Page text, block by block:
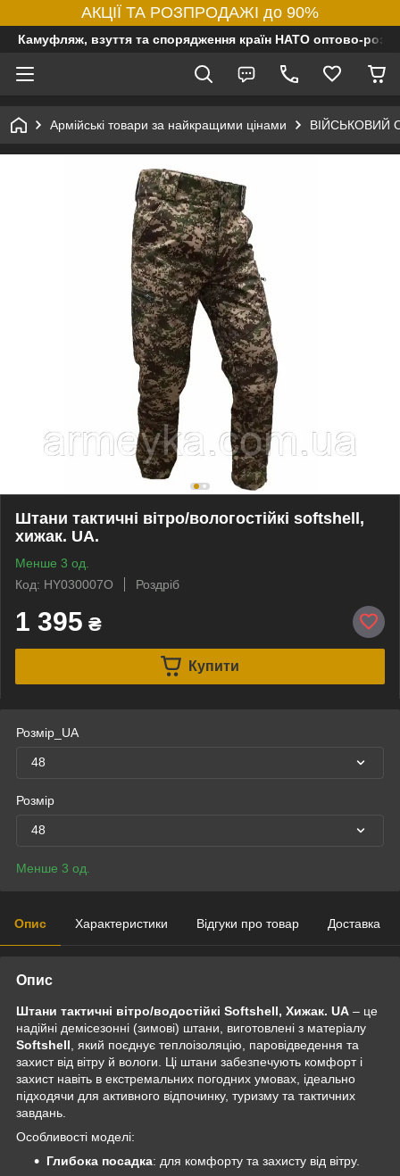
АКЦІЇ ТА РОЗПРОДАЖІ до 90%
Камуфляж, взуття та спорядження країн НАТО оптово-
Армійські товари за найкращими цінами ВІЙСЬКОВИЙ
Штани тактичні вітро/вологостійкі softshell,
хижак. UA.
Менше 3 од.
Код: HY030007O
Роздріб
1 395 ₴
Купити
Розмір_UA
48
Розмір
48
Менше 3 од.
Опис Характеристики Відгуки про товар Доставка
Опис
Штани тактичні вітро/водостійкі Softshell, Хижак. UA – це
надійні демісезонні (зимові) штани, виготовлені з матеріалу
Softshell , який поєднує теплоізоляцію, паровідведення та
захист від вітру й вологи. Ці штани забезпечують комфорт і
захист навіть в екстремальних погодних умовах, ідеально
підходячи для активного відпочинку, туризму та тактичних
завдань.
Особливості моделі:
Глибока посадка: для комфорту та захисту від вітру.